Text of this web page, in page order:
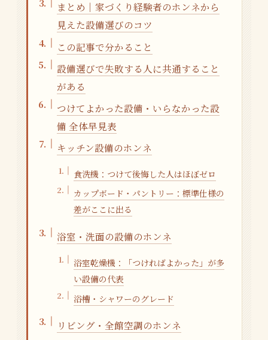
まとめ｜家づくり経験者のホンネから
見えた設備選びのコツ
この記事で分かること
設備選びで失敗する人に共通すること
がある
つけてよかった設備・いらなかった設
備 全体早見表
キッチン設備のホンネ
食洗機：つけて後悔した人はほぼゼロ
カップボード・パントリー：標準仕様の
差がここに出る
浴室・洗面の設備のホンネ
浴室乾燥機：「つければよかった」が多
い設備の代表
浴槽・シャワーのグレード
リビング・全館空調のホンネ